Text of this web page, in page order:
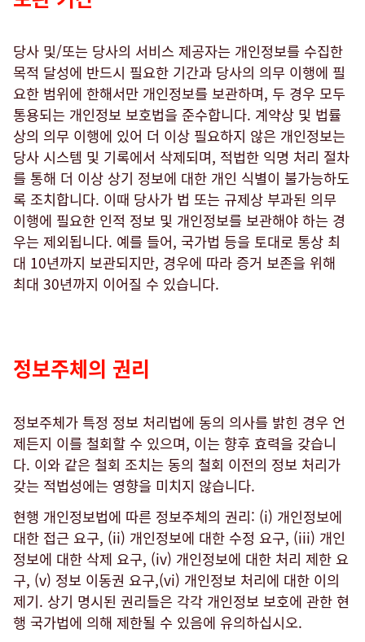
당사 및/또는 당사의 서비스 제공자는 개인정보를 수집한
목적 달성에 반드시 필요한 기간과 당사의 의무 이행에 필
요한 범위에 한해서만 개인정보를 보관하며, 두 경우 모두
통용되는 개인정보 보호법을 준수합니다. 계약상 및 법률
상의 의무 이행에 있어 더 이상 필요하지 않은 개인정보는
당사 시스템 및 기록에서 삭제되며, 적법한 익명 처리 절차
를 통해 더 이상 상기 정보에 대한 개인 식별이 불가능하도
록 조치합니다. 이때 당사가 법 또는 규제상 부과된 의무
이행에 필요한 인적 정보 및 개인정보를 보관해야 하는 경
우는 제외됩니다. 예를 들어, 국가법 등을 토대로 통상 최
대 10년까지 보관되지만, 경우에 따라 증거 보존을 위해
최대 30년까지 이어질 수 있습니다.
정보주체의 권리
정보주체가 특정 정보 처리법에 동의 의사를 밝힌 경우 언
제든지 이를 철회할 수 있으며, 이는 향후 효력을 갖습니
다. 이와 같은 철회 조치는 동의 철회 이전의 정보 처리가
갖는 적법성에는 영향을 미치지 않습니다.
현행 개인정보법에 따른 정보주체의 권리: (i) 개인정보에
대한 접근 요구, (ii) 개인정보에 대한 수정 요구, (iii) 개인
정보에 대한 삭제 요구, (iv) 개인정보에 대한 처리 제한 요
구, (v) 정보 이동권 요구,(vi) 개인정보 처리에 대한 이의
제기. 상기 명시된 권리들은 각각 개인정보 보호에 관한 현
행 국가법에 의해 제한될 수 있음에 유의하십시오.